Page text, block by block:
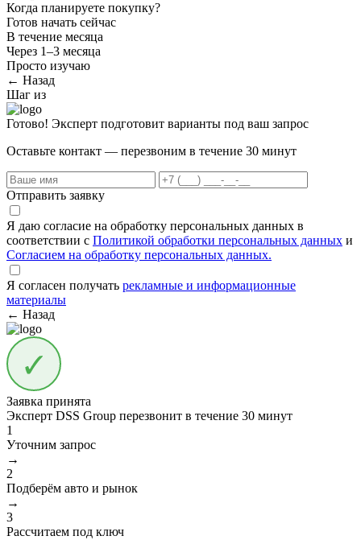
Когда планируете покупку?
Готов начать сейчас
В течение месяца
Через 1–3 месяца
Просто изучаю
← Назад
Шаг из
Готово! Эксперт подготовит варианты под ваш запрос
Оставьте контакт — перезвоним в течение 30 минут
Отправить заявку
Я даю согласие на обработку персональных данных в
соответствии с Политикой обработки персональных данных и
Согласием на обработку персональных данных.
Я согласен получать рекламные и информационные
материалы
← Назад
Заявка принята
Эксперт DSS Group перезвонит в течение 30 минут
1
Уточним запрос
→
2
Подберём авто и рынок
→
3
Рассчитаем под ключ